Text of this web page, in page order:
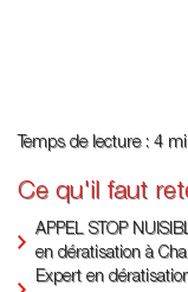
Temps de lecture : 4
Ce qu'il faut
APPEL STOP
en dératisation à
Expert en